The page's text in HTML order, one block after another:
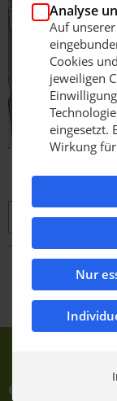
BuGG -Tag
Zurück zur
e-Journale
Analyse
Auf
Cookies
jeweiligen
eingesetzt.
Wirkung
Nur